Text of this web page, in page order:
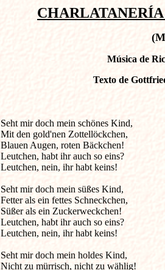
CHARLATANERÍA
Música de
Texto de
Seht mir doch mein schönes
Mit den gold'nen Zottellöckchen,
Blauen Augen, roten Bäckchen!
Leutchen, habt ihr auch so eins?
Leutchen, nein, ihr habt keins!
Seht mir doch mein süßes Kind,
Fetter als ein fettes Schneckchen,
Süßer als ein Zuckerweckchen!
Leutchen, habt ihr auch so eins?
Leutchen, nein, ihr habt keins!
Seht mir doch mein holdes Kind,
Nicht zu mürrisch, nicht zu wählig!